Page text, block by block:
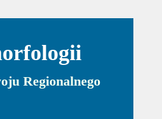
Regionalnego